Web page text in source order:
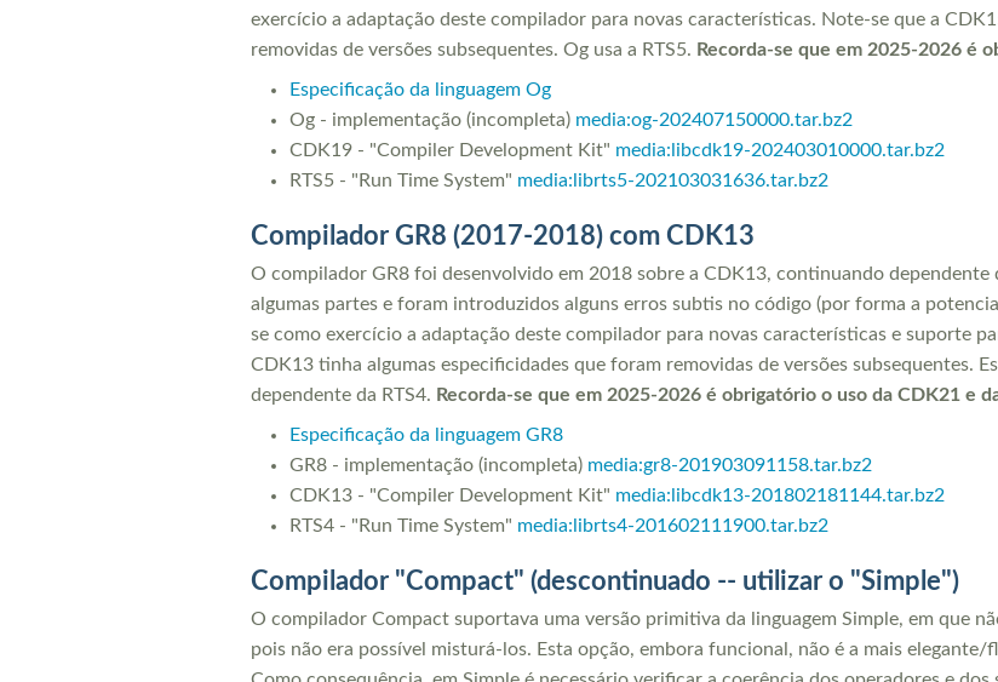
exercício a adaptação deste compilador para novas características. Note-se que a
removidas de versões subsequentes. Og usa a RTS5. Recorda-se que em 2025-2026 é
Especificação da linguagem Og
Og - implementação (incompleta) media:og-202407150000.tar.bz2
CDK19 - "Compiler Development Kit" media:libcdk19-202403010000.tar.bz2
RTS5 - "Run Time System" media:librts5-202103031636.tar.bz2
Compilador GR8 (2017-2018) com CDK13
O compilador GR8 foi desenvolvido em 2018 sobre a CDK13, continuando dependente
algumas partes e foram introduzidos alguns erros subtis no código (por forma a
se como exercício a adaptação deste compilador para novas características e suporte
CDK13 tinha algumas especificidades que foram removidas de versões subsequentes.
dependente da RTS4. Recorda-se que em 2025-2026 é obrigatório o uso da CDK21 e
Especificação da linguagem GR8
GR8 - implementação (incompleta) media:gr8-201903091158.tar.bz2
CDK13 - "Compiler Development Kit" media:libcdk13-201802181144.tar.bz2
RTS4 - "Run Time System" media:librts4-201602111900.tar.bz2
Compilador "Compact" (descontinuado -- utilizar o "Simple")
O compilador Compact suportava uma versão primitiva da linguagem Simple, em que
pois não era possível misturá-los. Esta opção, embora funcional, não é a mais